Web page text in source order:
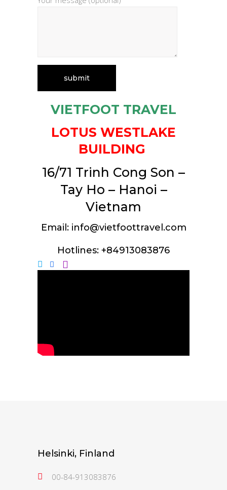
VIETFOOT TRAVEL
LOTUS WESTLAKE
BUILDING
16/71 Trinh Cong Son –
Tay Ho – Hanoi –
Vietnam
Email: info@vietfoottravel.com
Hotlines: +84913083876
Helsinki, Finland
00-84-913083876